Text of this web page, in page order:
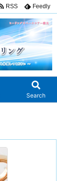
Search
RSS Feedly